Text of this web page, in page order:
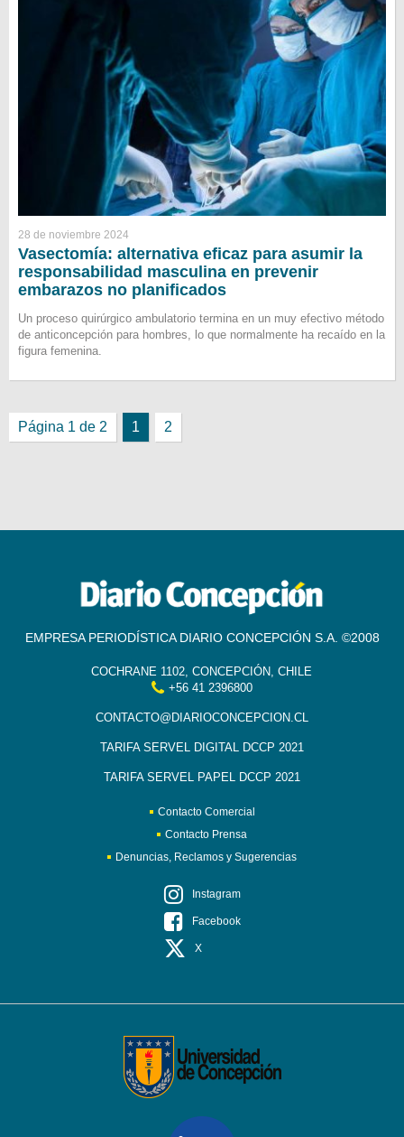
28 de noviembre 2024
Vasectomía: alternativa eficaz para asumir la
responsabilidad masculina en prevenir
embarazos no planificados
Un proceso quirúrgico ambulatorio termina en un muy efectivo método
de anticoncepción para hombres, lo que normalmente ha recaído en la
figura femenina.
Página 1 de 2 1 2
EMPRESA PERIODÍSTICA DIARIO CONCEPCIÓN S.A. ©2008
COCHRANE 1102, CONCEPCIÓN, CHILE
+56 41 2396800
CONTACTO@DIARIOCONCEPCION.CL
TARIFA SERVEL DIGITAL DCCP 2021
TARIFA SERVEL PAPEL DCCP 2021
Contacto Comercial
Contacto Prensa
Denuncias, Reclamos y Sugerencias
Instagram
Facebook
X